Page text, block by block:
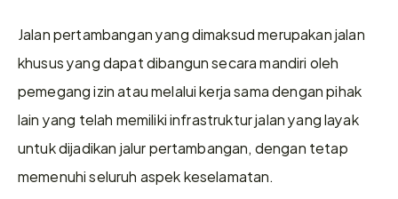
Jalan pertambangan yang dimaksud merupakan jalan
khusus yang dapat dibangun secara mandiri oleh
pemegang izin atau melalui kerja sama dengan pihak
lain yang telah memiliki infrastruktur jalan yang layak
untuk dijadikan jalur pertambangan, dengan tetap
memenuhi seluruh aspek keselamatan.